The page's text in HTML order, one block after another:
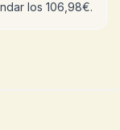
los 106,98€.